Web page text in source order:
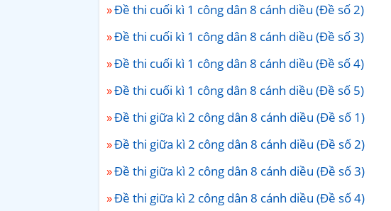
Đề thi cuối kì 1 công dân 8 cánh diều (Đề số 2)
Đề thi cuối kì 1 công dân 8 cánh diều (Đề số 3)
Đề thi cuối kì 1 công dân 8 cánh diều (Đề số 4)
Đề thi cuối kì 1 công dân 8 cánh diều (Đề số 5)
Đề thi giữa kì 2 công dân 8 cánh diều (Đề số 1)
Đề thi giữa kì 2 công dân 8 cánh diều (Đề số 2)
Đề thi giữa kì 2 công dân 8 cánh diều (Đề số 3)
Đề thi giữa kì 2 công dân 8 cánh diều (Đề số 4)